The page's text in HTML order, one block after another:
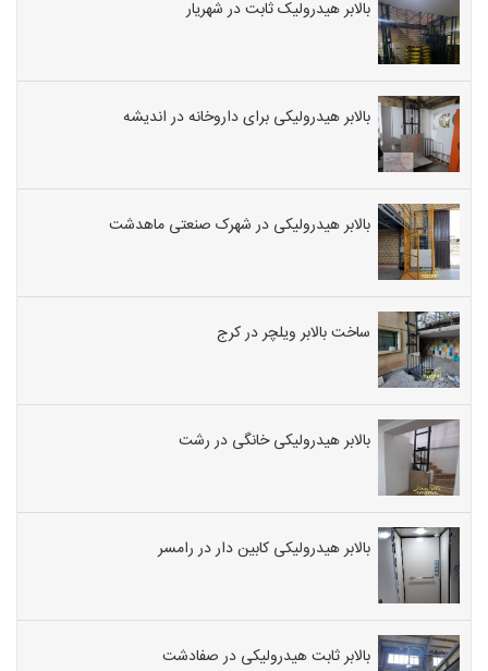
بالابر هیدرولیک ثابت در شهریار
بالابر هیدرولیکی برای داروخانه در اندیشه
بالابر هیدرولیکی در شهرک صنعتی ماهدشت
ساخت بالابر ویلچر در کرج
بالابر هیدرولیکی خانگی در رشت
بالابر هیدرولیکی کابین دار در رامسر
بالابر ثابت هیدرولیکی در صفادشت